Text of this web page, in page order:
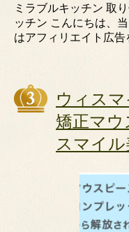
ミラブルキッチン 取
ッチン こんにちは、
はアフィリエイト広
ウィス
矯正マウ
スマイル